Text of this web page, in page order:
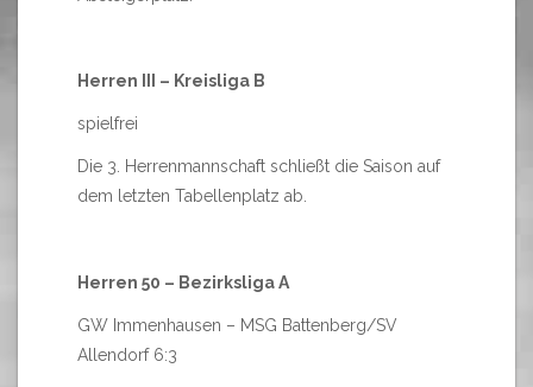
Herren III – Kreisliga B
spielfrei
Die 3. Herrenmannschaft schließt die Saison auf
dem letzten Tabellenplatz ab.
Herren 50 – Bezirksliga A
GW Immenhausen – MSG Battenberg/SV
Allendorf 6:3